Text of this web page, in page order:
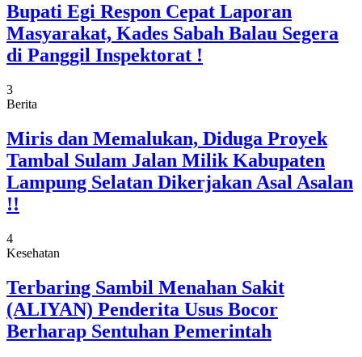
Bupati Egi Respon Cepat Laporan
Masyarakat, Kades Sabah Balau Segera
di Panggil Inspektorat !
3
Berita
Miris dan Memalukan, Diduga Proyek
Tambal Sulam Jalan Milik Kabupaten
Lampung Selatan Dikerjakan Asal Asalan
!!
4
Kesehatan
Terbaring Sambil Menahan Sakit
(ALIYAN) Penderita Usus Bocor
Berharap Sentuhan Pemerintah